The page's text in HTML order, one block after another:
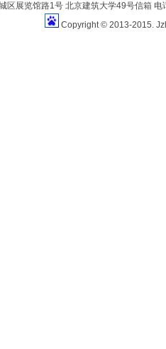
区展览馆路1号 北京建筑大学49号信箱
Copyright © 2013-2015.